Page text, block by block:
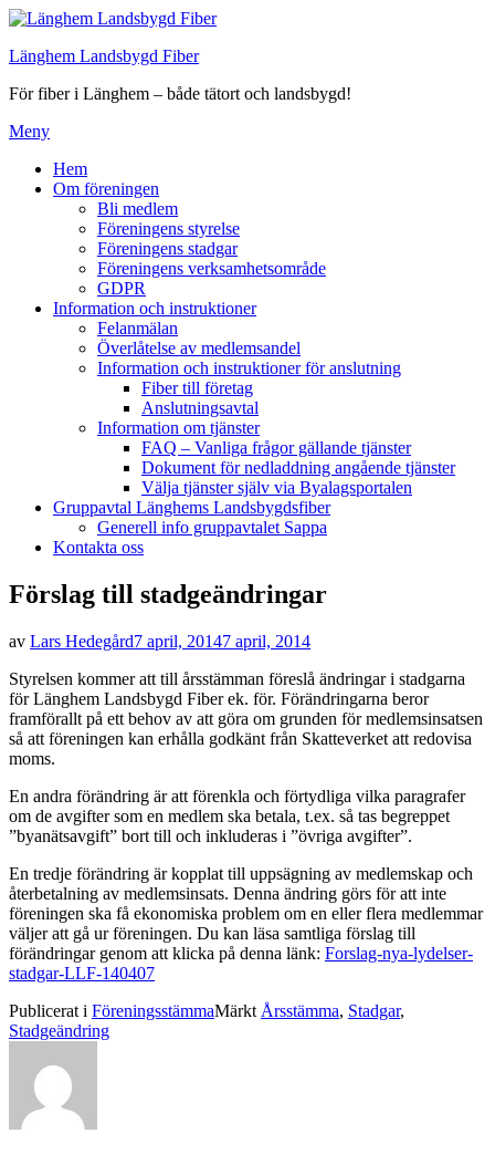
Hoppa
innehåll
Länghem Landsbygd Fiber
För fiber i Länghem – både tätort och landsbygd!
Meny
Hem
Om föreningen
Bli medlem
Föreningens styrelse
Föreningens stadgar
Föreningens verksamhetsområde
GDPR
Information och instruktioner
Felanmälan
Överlåtelse av medlemsandel
Information och instruktioner för anslutning
Fiber till företag
Anslutningsavtal
Information om tjänster
FAQ – Vanliga frågor gällande tjänster
Dokument för nedladdning angående tjänster
Välja tjänster själv via Byalagsportalen
Gruppavtal Länghems Landsbygdsfiber
Generell info gruppavtalet Sappa
Kontakta oss
Förslag till stadgeändringar
av Lars HedegårdPublicerad
7 april, 20147 april, 2014
Styrelsen kommer att till årsstämman föreslå ändringar i stadgarna
för Länghem Landsbygd Fiber ek. för. Förändringarna beror
framförallt på ett behov av att göra om grunden för medlemsinsatsen
så att föreningen kan erhålla godkänt från Skatteverket att redovisa
moms.
En andra förändring är att förenkla och förtydliga vilka paragrafer
om de avgifter som en medlem ska betala, t.ex. så tas begreppet
”byanätsavgift” bort till och inkluderas i ”övriga avgifter”.
En tredje förändring är kopplat till uppsägning av medlemskap och
återbetalning av medlemsinsats. Denna ändring görs för att inte
föreningen ska få ekonomiska problem om en eller flera medlemmar
väljer att gå ur föreningen. Du kan läsa samtliga förslag till
förändringar genom att klicka på denna länk: Forslag-nya-lydelser-
stadgar-LLF-140407
Publicerat i FöreningsstämmaMärkt Årsstämma, Stadgar,
Stadgeändring